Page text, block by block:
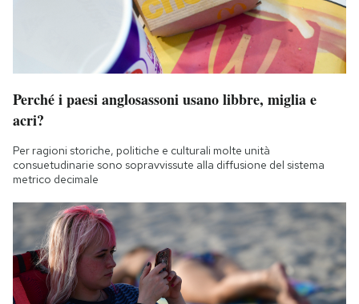
Perché i paesi anglosassoni usano libbre, miglia e
acri?
Per ragioni storiche, politiche e culturali molte unità
consuetudinarie sono sopravvissute alla diffusione del sistema
metrico decimale